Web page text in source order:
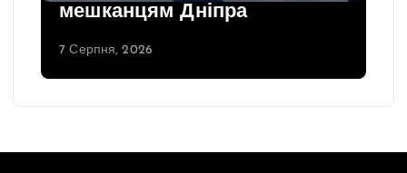
мешканцям Дніпра
7 Серпня, 2026